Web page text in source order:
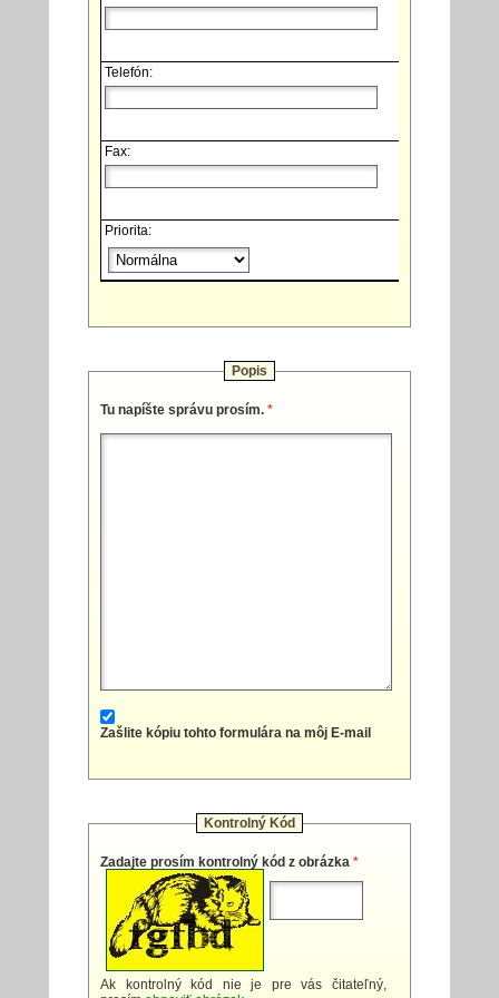
Telefón:
Fax:
Priorita:
Popis
Tu napíšte správu prosím. *
Zašlite kópiu tohto formulára na môj E-mail
Kontrolný Kód
Zadajte prosím kontrolný kód z obrázka *
Ak kontrolný kód nie je pre vás čitateľný,